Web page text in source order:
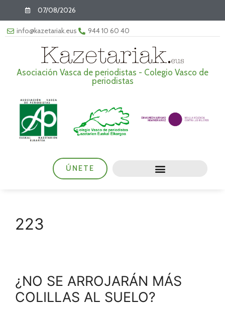
07/08/2026
info@kazetariak.eus 944 10 60 40
Asociación Vasca de periodistas - Colegio Vasco de
periodistas
ÚNETE
223
¿NO SE ARROJARÁN MÁS
COLILLAS AL SUELO?